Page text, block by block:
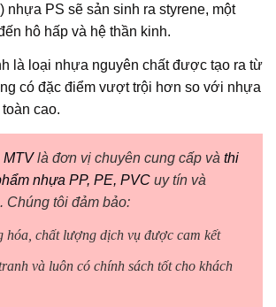
nhựa PS sẽ sản sinh ra styrene, một
hô hấp và hệ thần kinh.
là loại nhựa nguyên chất được tạo ra từ
có đặc điểm vượt trội hơn so với nhựa
cao.
MTVlà đơn vị chuyên cung cấp và thi
nhựa PP, PE, PVC uy tín và
Chúng tôi đảm bảo:
hóa, chất lượng dịch vụ được cam kết
và luôn có chính sách tốt cho khách